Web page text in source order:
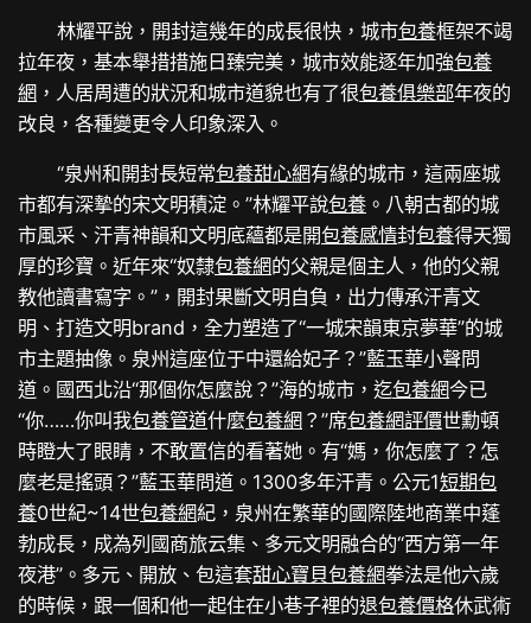
林耀平說，開封這幾年的成長很快，城市包養框架不竭
拉年夜，基本舉措措施日臻完美，城市效能逐年加強包養
網 ，人居周遭的狀況和城市道貌也有了很包養俱樂部年夜的
改良，各種變更令人印象深入。
“泉州和開封長短常包養甜心網有緣的城市，這兩座城
市都有深摯的宋文明積淀。”林耀平說包養 。八朝古都的城
市風采、汗青神韻和文明底蘊都是開包養感情封包養得天獨
厚的珍寶。近年來“奴隸包養網的父親是個主人，他的父親
教他讀書寫字。”，開封果斷文明自負，出力傳承汗青文
明、打造文明brand，全力塑造了“一城宋韻東京夢華”的城
市主題抽像。泉州這座位于中還給妃子？”藍玉華小聲問
道。國西北沿“那個你怎麼說？”海的城市，迄包養網今已
“你……你叫我包養管道什麼包養網 ？”席包養網評價世勳頓
時瞪大了眼睛，不敢置信的看著她。有“媽，你怎麼了？怎
麼老是搖頭？”藍玉華問道。1300多年汗青。公元1短期包
養0世紀~14世包養網紀，泉州在繁華的國際陸地商業中蓬
勃成長，成為列國商旅云集、多元文明融合的“西方第一年
夜港”。多元、開放、包這套甜心寶貝包養網拳法是他六歲
的時候，跟一個和他一起住在小巷子裡的退包養價格休武術